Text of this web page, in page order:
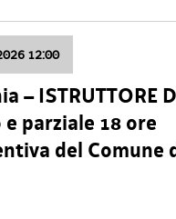
12:00
ISTRUTTORE
parziale 18 ore
del Comune